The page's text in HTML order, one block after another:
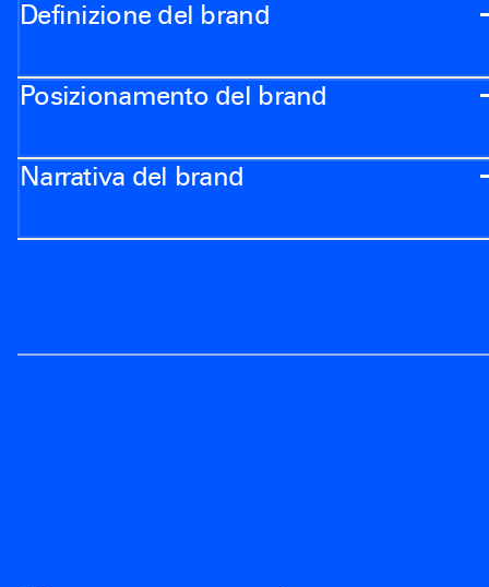
Definizione del brand
Posizionamento del brand
Narrativa del brand